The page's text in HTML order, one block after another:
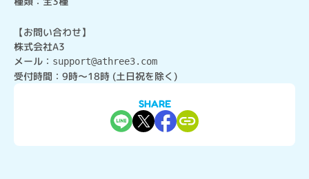
【お問い合わせ】
株式会社A3
メール： support@athree3.com
受付時間：9時～18時 (土日祝を除く)
SHARE